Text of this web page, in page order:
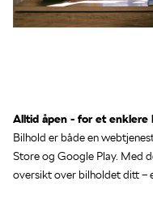
Alltid åpen - for et enklere
Bilhold er både en
Store og Google Play. Med
oversikt over bilholdet ditt –